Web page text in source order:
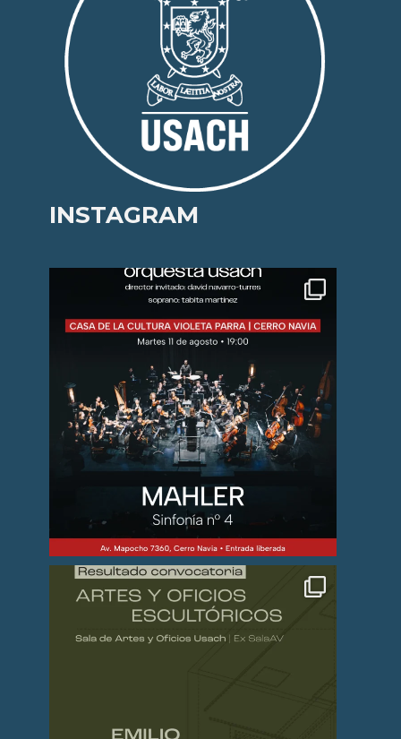
INSTAGRAM